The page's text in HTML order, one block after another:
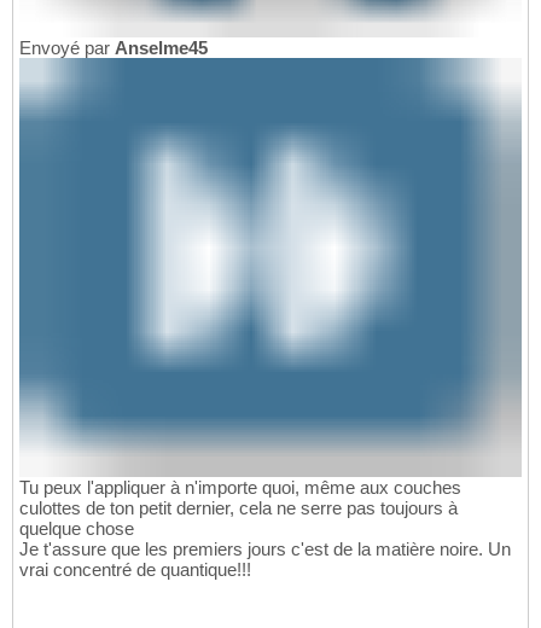
Envoyé par Anselme45
Tu peux l'appliquer à n'importe quoi, même aux couches
culottes de ton petit dernier, cela ne serre pas toujours à
quelque chose
Je t'assure que les premiers jours c'est de la matière noire. Un
vrai concentré de quantique!!!